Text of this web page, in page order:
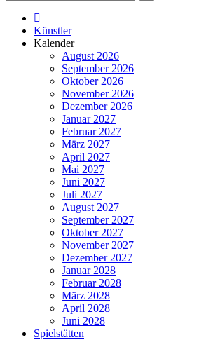
Künstler
Kalender
August 2026
September 2026
Oktober 2026
November 2026
Dezember 2026
Januar 2027
Februar 2027
März 2027
April 2027
Mai 2027
Juni 2027
Juli 2027
August 2027
September 2027
Oktober 2027
November 2027
Dezember 2027
Januar 2028
Februar 2028
März 2028
April 2028
Juni 2028
Spielstätten